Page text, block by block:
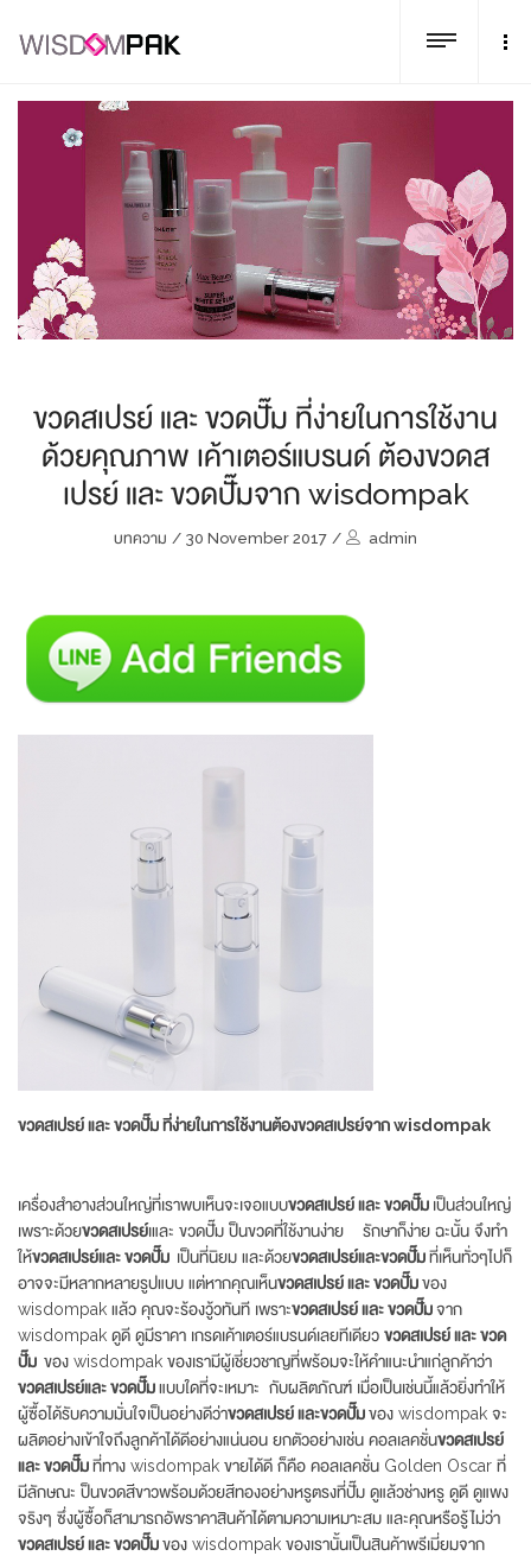
ขวดสเปรย์ และ ขวดปั๊ม ที่ง่ายในการใช้งาน
ด้วยคุณภาพ เค้าเตอร์แบรนด์ ต้องขวดส
เปรย์ และ ขวดปั๊มจาก wisdompak
บทความ / 30 November 2017 / admin
ขวดสเปรย์ และ ขวดปั๊ม ที่ง่ายในการใช้งานต้องขวดสเปรย์จากwisdompak
เครื่องสำอางส่วนใหญ่ที่เราพบเห็นจะเจอแบบขวดสเปรย์ และ ขวดปั๊ม เป็นส่วนใหญ่
เพราะด้วยขวดสเปรย์เและ ขวดปั๊ม ป็นขวดที่ใช้งานง่าย รักษาก็ง่าย ฉะนั้น จึงทำ
ให้ขวดสเปรย์และ ขวดปั๊ม เป็นที่นิยม และด้วยขวดสเปรย์และขวดปั๊มที่เห็นทั่วๆไปก็
อาจจะมีหลากหลายรูปแบบ แต่หากคุณเห็นขวดสเปรย์ และ ขวดปั๊มของ
wisdompak แล้ว คุณจะร้องวู้วทันที เพราะขวดสเปรย์ และ ขวดปั๊มจาก
wisdompak ดูดี ดูมีราคา เกรดเค้าเตอร์แบรนด์เลยทีเดียว ขวดสเปรย์ และ ขวด
ปั๊ม ของ wisdompak ของเรามีผู้เชี่ยวชาญที่พร้อมจะให้คำแนะนำแก่ลูกค้าว่า
ขวดสเปรย์และ ขวดปั๊มแบบใดที่จะเหมาะ กับผลิตภัณฑ์ เมื่อเป็นเช่นนี้แล้วยิ่งทำให้
ผู้ซื้อได้รับความมั่นใจเป็นอย่างดีว่าขวดสเปรย์ และขวดปั๊มของ wisdompak จะ
ผลิตอย่างเข้าใจถึงลูกค้าได้ดีอย่างแน่นอน ยกตัวอย่างเช่น คอลเลคชั่นขวดสเปรย์
และ ขวดปั๊มที่ทาง wisdompak ขายได้ดี ก็คือ คอลเลคชั่น Golden Oscar ที่
มีลักษณะ ป็นขวดสีขาวพร้อมด้วยสีทองอย่างหรูตรงที่ปั๊ม ดูแล้วช่างหรู ดูดี ดูแพง
จริงๆ ซึ่งผู้ซื้อก็สามารถอัพราคาสินค้าได้ตามความเหมาะสม และคุณหรือรู้ไม่ว่า
ขวดสเปรย์ และ ขวดปั๊มของ wisdompak ของเรานั้นเป็นสินค้าพรีเมี่ยมจาก